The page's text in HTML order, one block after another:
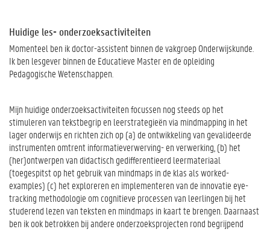
Huidige les- onderzoeksactiviteiten
Momenteel ben ik doctor-assistent binnen de vakgroep Onderwijskunde.
Ik ben lesgever binnen de Educatieve Master en de opleiding
Pedagogische Wetenschappen.
Mijn huidige onderzoeksactiviteiten focussen nog steeds op het
stimuleren van tekstbegrip en leerstrategieën via mindmapping in het
lager onderwijs en richten zich op (a) de ontwikkeling van gevalideerde
instrumenten omtrent informatieverwerving- en verwerking, (b) het
(her)ontwerpen van didactisch gedifferentieerd leermateriaal
(toegespitst op het gebruik van mindmaps in de klas als worked-
examples) (c) het exploreren en implementeren van de innovatie eye-
tracking methodologie om cognitieve processen van leerlingen bij het
studerend lezen van teksten en mindmaps in kaart te brengen. Daarnaast
ben ik ook betrokken bij andere onderzoeksprojecten rond begrijpend